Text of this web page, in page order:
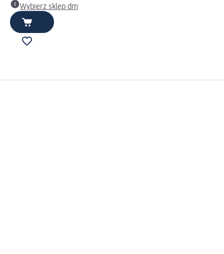
Wybierz sklep dm